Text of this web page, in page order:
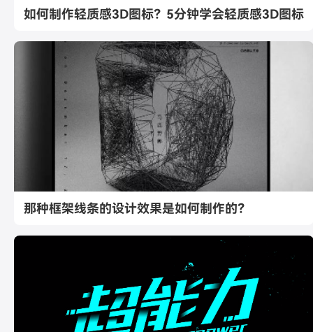
如何制作轻质感3D图标？5分钟学会轻质感3D图标
那种框架线条的设计效果是如何制作的？